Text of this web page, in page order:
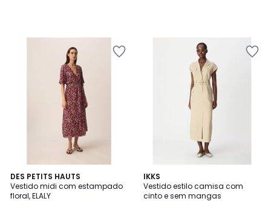
DES PETITS HAUTS
Vestido midi com estampado
floral, ELALY
IKKS
Vestido estilo camisa com
cinto e sem mangas